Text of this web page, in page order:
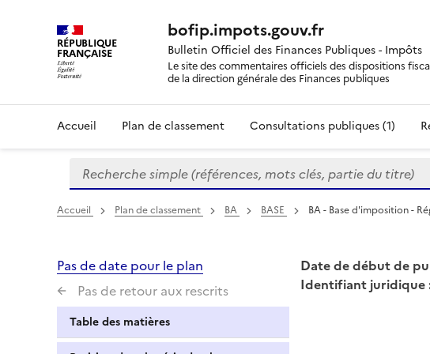
RÉPUBLIQUE
FRANÇAISE
bofip.impots.gouv.fr
Bulletin Officiel des Finances Publiques - Impôts
Le site des commentaires officiels des dispositions
de la direction générale des Finances publiques
Accueil Plan de classement Consultations publiques (1)
Formulaire
de
recherche
Recherche simple (références, mots clés, partie du titre)
Accueil Plan de classement BA BASE BA - Base d'imposition -
Pas de date pour le plan
Pas de retour aux rescrits
Table des matières
Date de début de
Identifiant juridique